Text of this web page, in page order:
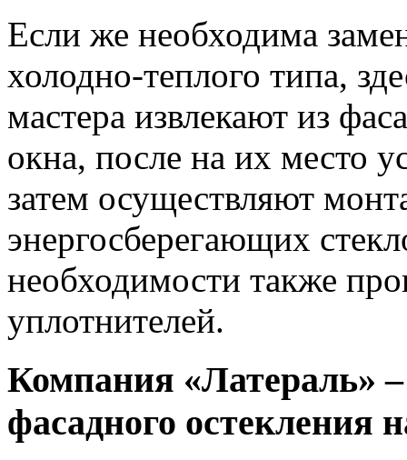
Если же необходима
холодно-теплого типа,
мастера извлекают из
окна, после на их место
затем осуществляют
энергосберегающих
необходимости также
уплотнителей.
Компания «Латераль»
фасадного остекления